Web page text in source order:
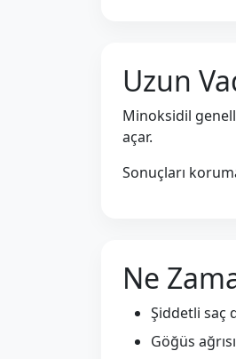
Uzun
Minoksidil
açar.
Sonuçları
Ne
Şiddetli saç
Göğüs